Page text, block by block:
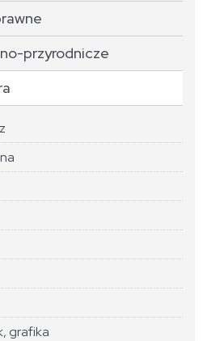
przyrodnicze
grafika